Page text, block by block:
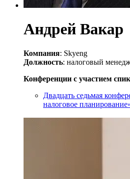
Андрей Вакар
Компания: Skyeng
Должность: налоговый
Конференции с участием
Двадцать седьмая
налоговое